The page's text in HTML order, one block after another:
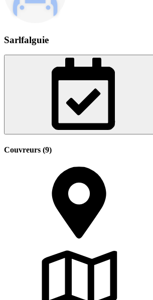
Sarlfalguie
Couvreurs (9)